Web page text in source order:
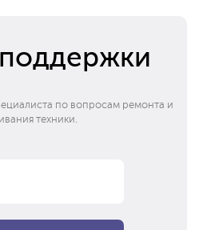
по вопросам ремонта и
техники.